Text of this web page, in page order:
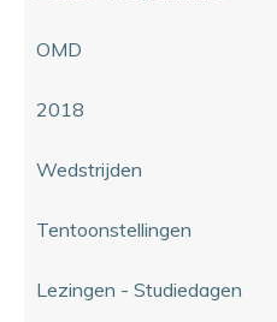
OMD
2018
Wedstrijden
Tentoonstellingen
Lezingen - Studiedagen